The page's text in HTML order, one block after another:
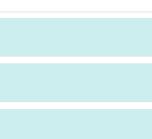
de la necesidad de que la
debe tener su continuidad por
y divulgación del